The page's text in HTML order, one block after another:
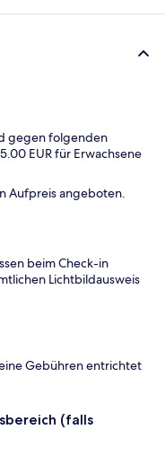
gegen folgenden
EUR für Erwachsene
Aufpreis angeboten.
beim Check-in
Lichtbildausweis
Gebühren entrichtet
(falls